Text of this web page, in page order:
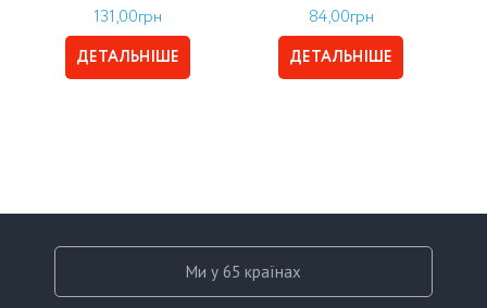
131,00грн
ДЕТАЛЬНІШЕ
84,00грн
ДЕТАЛЬНІШЕ
Ми у 65 країнах